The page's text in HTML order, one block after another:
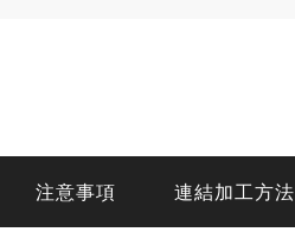
注意事項 連結加工方法